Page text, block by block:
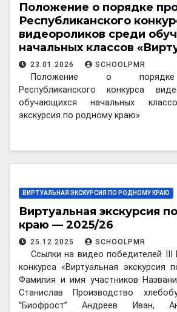
Положение о порядке
Республиканского
видеороликов среди
начальных классов
экскурсия по родному
23.01.2026 SCHOOLPMR
Положение о порядке
Республиканского конкурса
обучающихся начальных
экскурсия по родному краю»
ВИРТУАЛЬНАЯ ЭКСКУРСИЯ ПО РОДНОМУ КРАЮ
Виртуальная экскурсия
краю — 2025/26
25.12.2025 SCHOOLPMR
Ссылки на видео победителей III
конкурса «Виртуальная экскурсия
Фамилия и имя участников
Станислав Производство
‟Биофрост” Андреев Иван,